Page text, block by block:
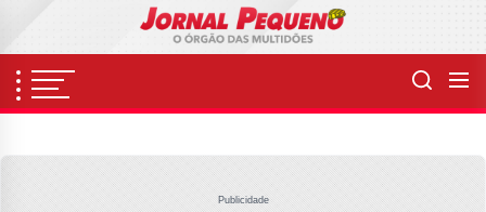
content
Publicidade